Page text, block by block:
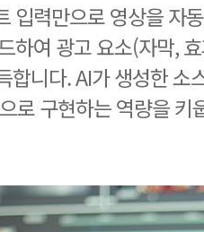
입력만으로 영상을 자
하여 광고 요소(자막,
합니다. AI가 생성한 소
로 구현하는 역량을 키